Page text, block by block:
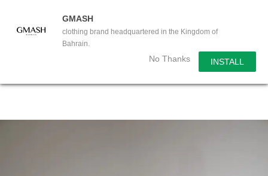
GMASH
clothing brand headquartered in the Kingdom of
Bahrain.
No Thanks INSTALL